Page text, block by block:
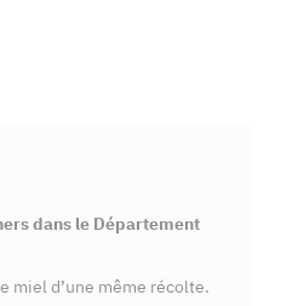
dans le Département
miel d’une même récolte.